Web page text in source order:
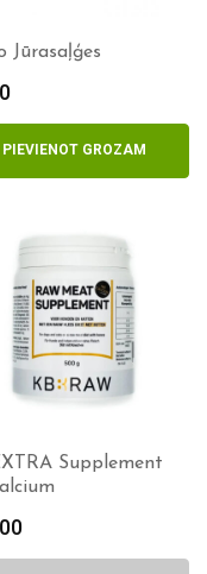
Jūrasaļģes
PIEVIENOT GROZAM
Supplement